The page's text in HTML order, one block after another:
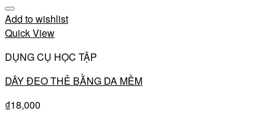
Add to wishlist
Quick View
DỤNG CỤ HỌC TẬP
DÂY ĐEO THẺ BẰNG DA MỀM
₫18,000